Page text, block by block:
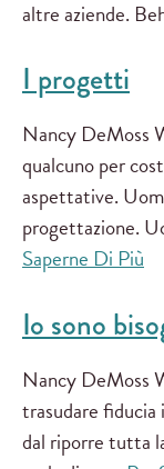
altre aziende.
I progetti
Nancy DeMoss
qualcuno per
aspettative.
progettazione.
Saperne Di Più
Io sono
Nancy DeMoss
trasudare fiducia
dal riporre tutta